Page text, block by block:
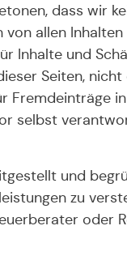
dass wir
allen
Inhalte und
Seiten,
Fremdeinträge
selbst
und
zu
oder